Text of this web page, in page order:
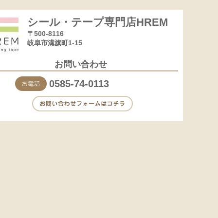
シール・テープ専門店HREM
〒500-8116
岐阜市溝旗町1-15
お問い合わせ
0585-74-0113